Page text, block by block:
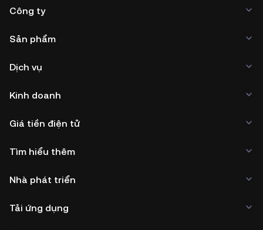
Công ty
Sản phẩm
Dịch vụ
Kinh doanh
Giá tiền điện tử
Tìm hiểu thêm
Nhà phát triển
Tải ứng dụng